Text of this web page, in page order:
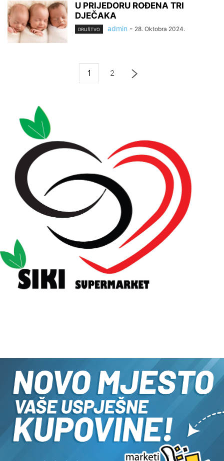
U PRIJEDORU ROĐENA TRI
DJEČAKA
DRUŠTVO admin - 28. Oktobra 2024.
1 2